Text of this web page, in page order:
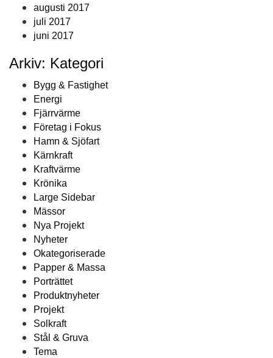
augusti 2017
juli 2017
juni 2017
Arkiv: Kategori
Bygg & Fastighet
Energi
Fjärrvärme
Företag i Fokus
Hamn & Sjöfart
Kärnkraft
Kraftvärme
Krönika
Large Sidebar
Mässor
Nya Projekt
Nyheter
Okategoriserade
Papper & Massa
Porträttet
Produktnyheter
Projekt
Solkraft
Stål & Gruva
Tema